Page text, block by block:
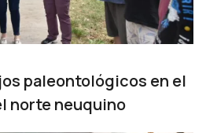
paleontológicos en el
norte neuquino